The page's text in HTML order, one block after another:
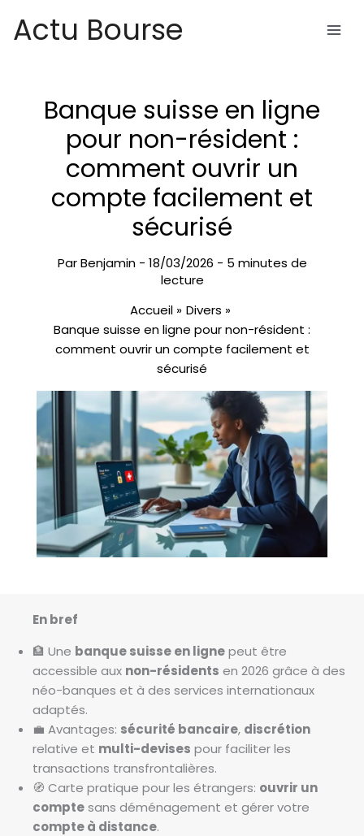
Actu Bourse
Banque suisse en ligne
pour non-résident :
comment ouvrir un
compte facilement et
sécurisé
ParBenjamin - 18/03/2026 - 5 minutes de
lecture
Accueil
Divers
Banque suisse en ligne pour non-résident :
comment ouvrir un compte facilement et
sécurisé
En bref
🏦 Une banque suisse en lignepeut être
accessible aux non-résidents en 2026 grâce à des
néo-banques et à des services internationaux
adaptés.
💼 Avantages: sécurité bancaire, discrétion
relative et multi-devises pour faciliter les
transactions transfrontalières.
🧭 Carte pratique pour les étrangers: ouvrir un
comptesans déménagement et gérer votre
compte à distance.